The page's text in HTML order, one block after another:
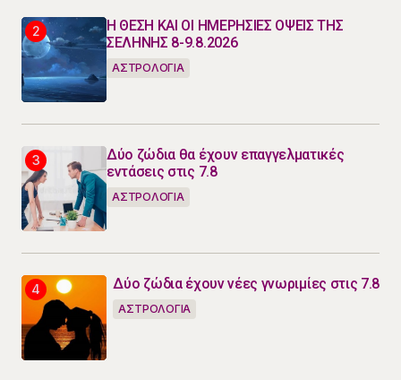
Η ΘΕΣΗ ΚΑΙ ΟΙ ΗΜΕΡΗΣΙΕΣ ΟΨΕΙΣ ΤΗΣ
ΣΕΛΗΝΗΣ 8-9.8.2026
ΑΣΤΡΟΛΟΓΙΑ
Δύο ζώδια θα έχουν επαγγελματικές
εντάσεις στις 7.8
ΑΣΤΡΟΛΟΓΙΑ
Δύο ζώδια έχουν νέες γνωριμίες στις 7.8
ΑΣΤΡΟΛΟΓΙΑ